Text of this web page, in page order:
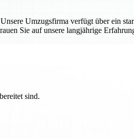
Umzugsfirma verfügt über ein
Sie auf unsere langjährige
sind.